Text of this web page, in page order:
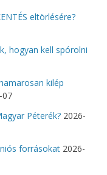
eltörlésére?
hogyan kell spórolni
kilép
07
Péterék? 2026-
forrásokat 2026-